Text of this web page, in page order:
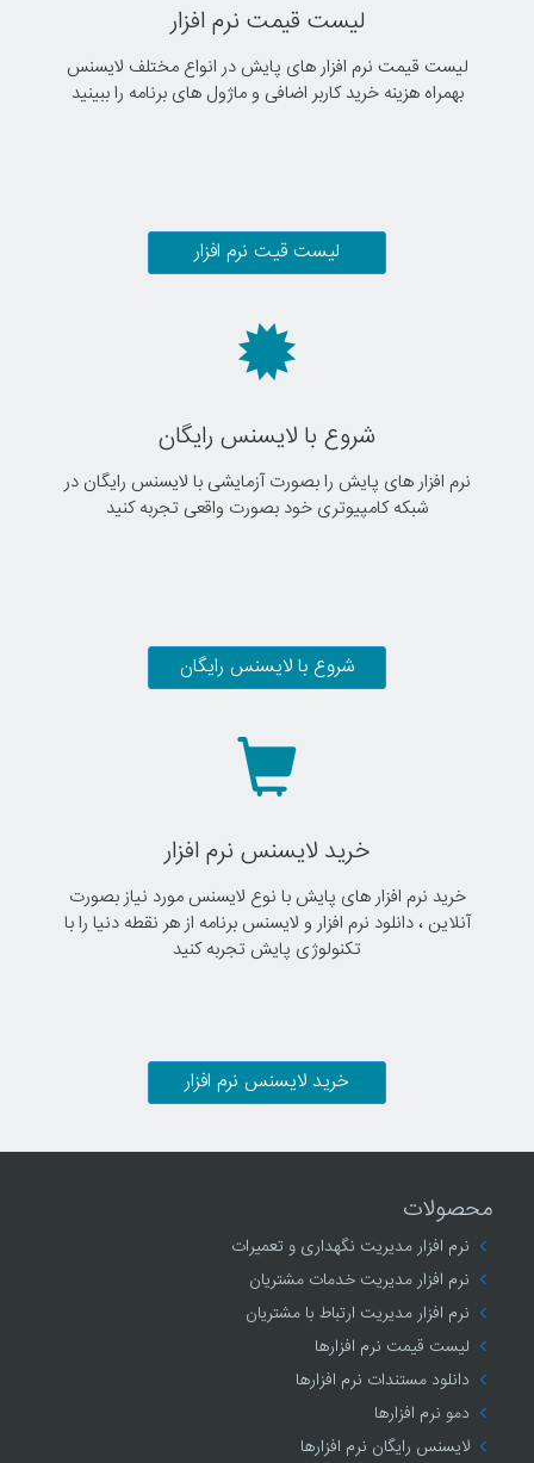
لیست قیمت نرم افزار
لیست قیمت نرم افزار های پایش در انواع مختلف لایسنس
بهمراه هزینه خرید کاربر اضافی و ماژول های برنامه را ببینید
لیست قیت نرم افزار
شروع با لایسنس رایگان
نرم افزار های پایش را بصورت آزمایشی با لایسنس رایگان در
شبکه کامپیوتری خود بصورت واقعی تجربه کنید
شروع با لایسنس رایگان
خرید لایسنس نرم افزار
خرید نرم افزار های پایش با نوع لایسنس مورد نیاز بصورت
آنلاین ، دانلود نرم افزار و لایسنس برنامه از هر نقطه دنیا را با
تکنولوژی پایش تجربه کنید
خرید لایسنس نرم افزار
محصولات
نرم افزار مدیریت نگهداری و تعمیرات
نرم افزار مدیریت خدمات مشتریان
نرم افزار مدیریت ارتباط با مشتریان
لیست قیمت نرم افزارها
دانلود مستندات نرم افزارها
دمو نرم افزارها
لایسنس رایگان نرم افزارها